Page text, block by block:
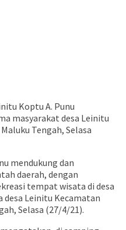
Koptu A. Punu
masyarakat desa Leinitu
Tengah, Selasa
mendukung dan
daerah, dengan
tempat wisata di desa
desa Leinitu Kecamatan
Selasa (27/4/21).